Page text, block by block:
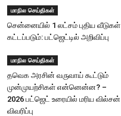
மாநில செய்திகள்
சென்னையில் 1 லட்சம் புதிய வீடுகள்
கட்டப்படும்: பட்ஜெட்டில் அறிவிப்பு
மாநில செய்திகள்
தவெக அரசின் வருவாய் கூட்டும்
முன்முயற்சிகள் என்னென்ன? –
2026 பட்ஜெட் உரையில் மரிய வில்சன்
விவரிப்பு